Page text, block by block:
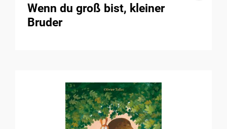
Wenn du groß bist, kleiner
Bruder